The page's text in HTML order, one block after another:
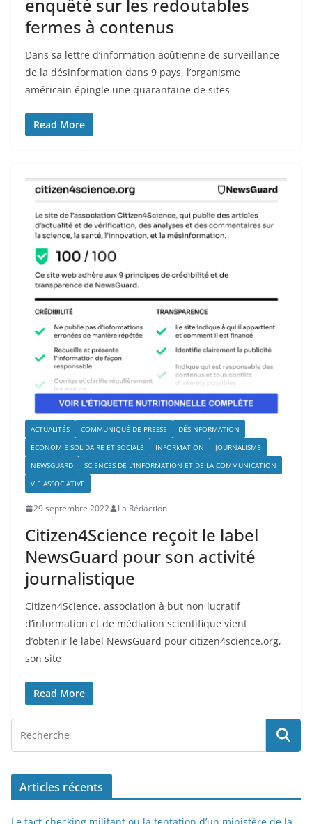
enquêté sur les redoutables
fermes à contenus
Dans sa lettre d’information aoûtienne de surveillance
de la désinformation dans 9 pays, l’organisme
américain épingle une quarantaine de sites
Read More
ACTUALITÉS COMMUNIQUÉ DE PRESSE
DÉSINFORMATION
ÉCONOMIE SOLIDAIRE ET SOCIALE
INFORMATION
JOURNALISME
NEWSGUARD
SCIENCES DE L'INFORMATION ET DE LA COMMUNICATION
VIE ASSOCIATIVE
29 septembre 2022 La Rédaction
Citizen4Science reçoit le label
NewsGuard pour son activité
journalistique
Citizen4Science, association à but non lucratif
d’information et de médiation scientifique vient
d’obtenir le label NewsGuard pour citizen4science.org,
son site
Read More
Articles récents